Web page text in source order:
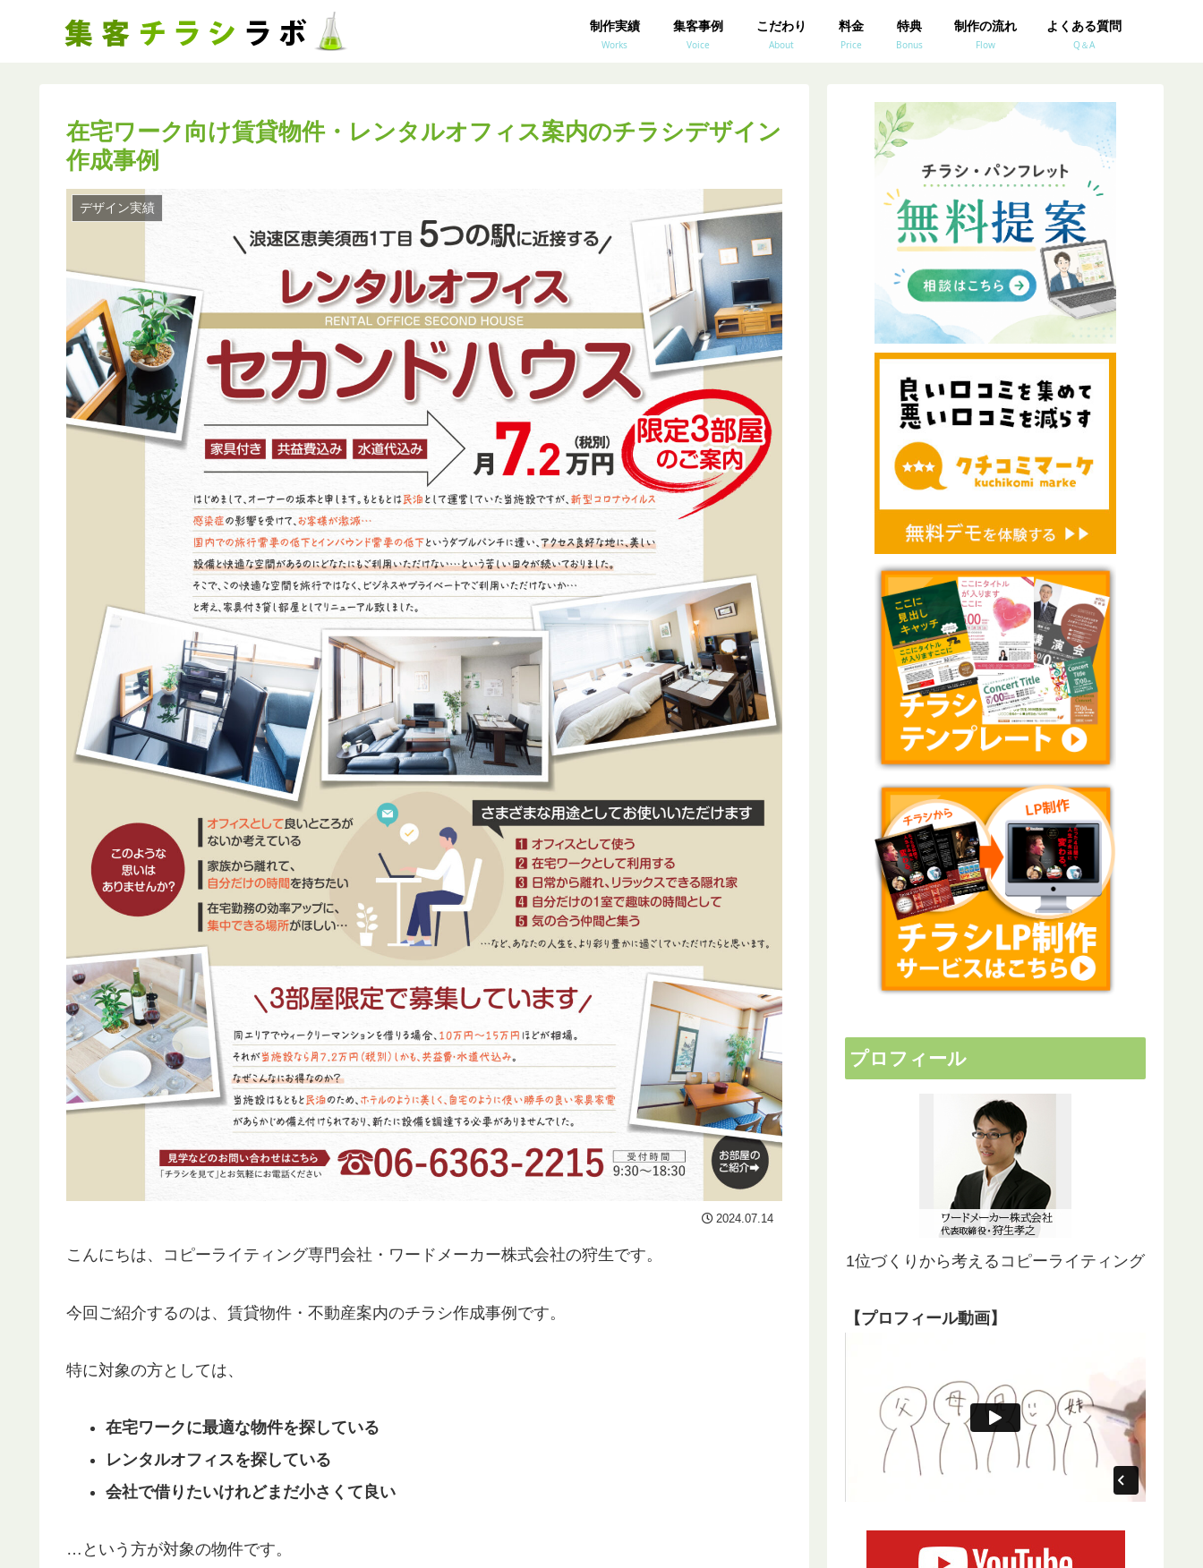
制作実績
Works
集客事例
Voice
こだわり
About
料金
Price
特典
Bonus
制作の流れ
Flow
よくある質問
Q＆A
在宅ワーク向け賃貸物件・レンタルオフィス案内のチラシデザイン
作成事例
デザイン実績
2024.07.14
こんにちは、コピーライティング専門会社・ワードメーカー株式会社の狩生です。
今回ご紹介するのは、賃貸物件・不動産案内のチラシ作成事例です。
特に対象の方としては、
在宅ワークに最適な物件を探している
レンタルオフィスを探している
会社で借りたいけれどまだ小さくて良い
…という方が対象の物件です。
プロフィール
1位づくりから考えるコピーライティング
【プロフィール動画】